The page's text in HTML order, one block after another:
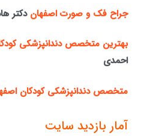
جراح فک و صورت اصفهان دکتر
بهترین متخصص دندانپزشکی
احمدی
متخصص دندانپزشکی کودکان
آمار بازدید سایت